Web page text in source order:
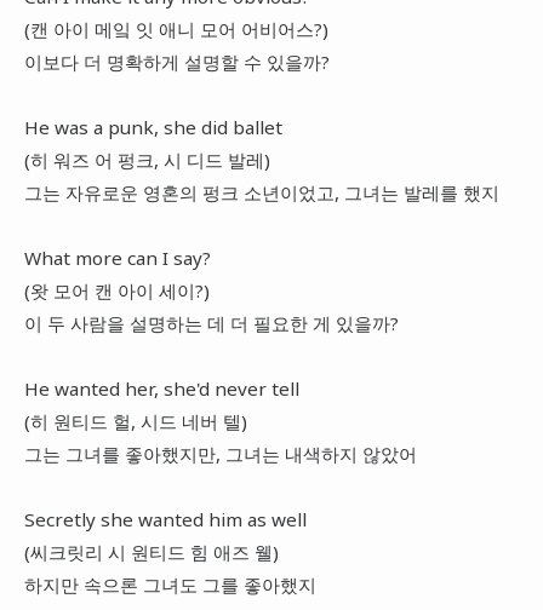
(캔 아이 메잌 잇 애니 모어 어비어스?)
이보다 더 명확하게 설명할 수 있을까?
He was a punk, she did ballet
(히 워즈 어 펑크, 시 디드 발레)
그는 자유로운 영혼의 펑크 소년이었고, 그녀는 발레를 했지
What more can I say?
(왓 모어 캔 아이 세이?)
이 두 사람을 설명하는 데 더 필요한 게 있을까?
He wanted her, she'd never tell
(히 원티드 헐, 시드 네버 텔)
그는 그녀를 좋아했지만, 그녀는 내색하지 않았어
Secretly she wanted him as well
(씨크릿리 시 원티드 힘 애즈 웰)
하지만 속으론 그녀도 그를 좋아했지